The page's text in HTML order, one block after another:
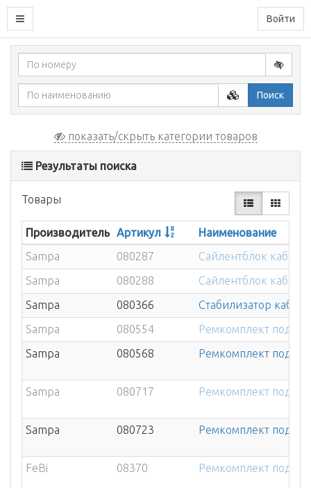
Войти
Поиск
показать/скрыть категории товаров
Результаты поиска
Товары
Производитель Артикул
Наименование
Sampa
080287
Сайлентблок
Sampa
080288
Сайлентблок
Sampa
080366
Стабилизатор
Sampa
080554
Ремкомплект
Sampa
080568 Ремкомплект
Sampa 080717 Ремкомплект
Sampa 080723 Ремкомплект
FeBi 08370 Ремкомплект